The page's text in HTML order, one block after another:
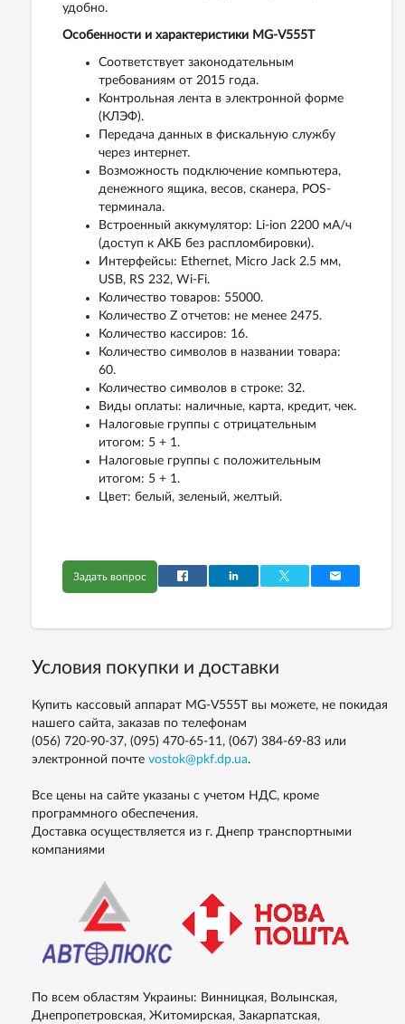
удобно.
Особенности и характеристики MG-V555T
Соответствует законодательным
требованиям от 2015 года.
Контрольная лента в электронной форме
(КЛЭФ).
Передача данных в фискальную службу
через интернет.
Возможность подключение компьютера,
денежного ящика, весов, сканера, POS-
терминала.
Встроенный аккумулятор: Li-ion 2200 мА/ч
(доступ к АКБ без распломбировки).
Интерфейсы: Ethernet, Micro Jack 2.5 мм,
USB, RS 232, Wi-Fi.
Количество товаров: 55000.
Количество Z отчетов: не менее 2475.
Количество кассиров: 16.
Количество символов в названии товара:
60.
Количество символов в строке: 32.
Виды оплаты: наличные, карта, кредит, чек.
Налоговые группы с отрицательным
итогом: 5 + 1.
Налоговые группы с положительным
итогом: 5 + 1.
Цвет: белый, зеленый, желтый.
Задать вопрос
Условия покупки и доставки
Купить кассовый аппарат MG-V555T вы можете, не покидая
нашего сайта, заказав по телефонам
(056) 720-90-37, (095) 470-65-11, (067) 384-69-83 или
электронной почте vostok@pkf.dp.ua.
Все цены на сайте указаны с учетом НДС, кроме
программного обеспечения.
Доставка осуществляется из г. Днепр транспортными
компаниями
По всем областям Украины: Винницкая, Волынская,
Днепропетровская, Житомирская, Закарпатская,